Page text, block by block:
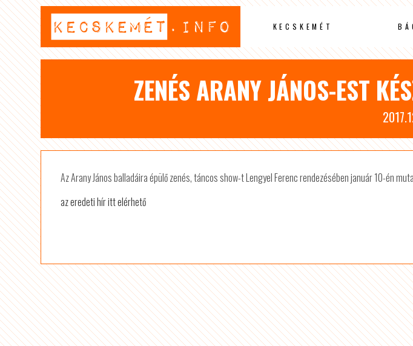
KECSKEMÉT
ZENÉS ARANY JÁNOS-EST
Az Arany János balladáira épülő zenés, táncos show-t Lengyel Ferenc rendezésében január 10-én
az eredeti hír itt elérhető